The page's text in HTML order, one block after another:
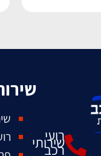
רועי
שירותי
רכב